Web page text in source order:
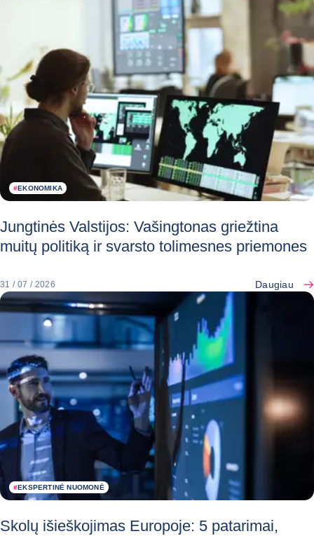
#EKONOMIKA
Jungtinės Valstijos: Vašingtonas griežtina
muitų politiką ir svarsto tolimesnes priemones
31 / 07 / 2026 Daugiau
#EKSPERTINĖ NUOMONĖ
Skolų išieškojimas Europoje: 5 patarimai,